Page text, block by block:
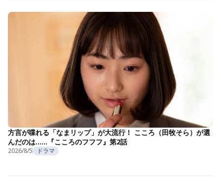
方言が喋れる「なまリップ」が大流行！ こころ（田牧そら）が選
んだのは……『こころのフフフ』第2話
2026/8/5 ドラマ